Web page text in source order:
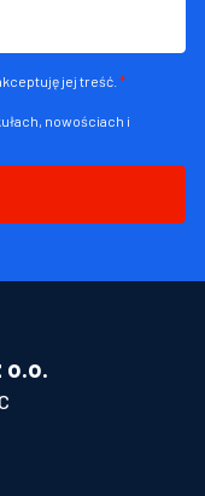
jej treść. *
nowościach i
o.o.